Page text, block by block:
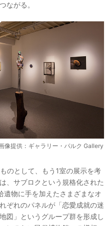
ながる。
提供：ギャラリー・パルク Gallery
のとして、もう1室の展示を考
、サブロクという規格化された
物に手を加えたさまざまなオ
ぞれのパネルが「恋愛成就の迷
図」というグループ群を形成し